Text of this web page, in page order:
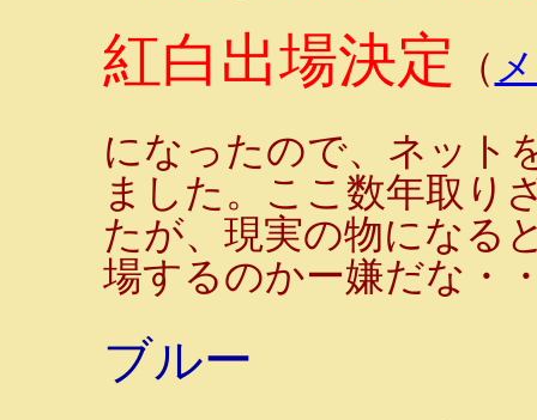
紅白出場決定 （
になったので、ネット
ました。ここ数年取り
たが、現実の物になる
場するのかー嫌だな・
ブルー